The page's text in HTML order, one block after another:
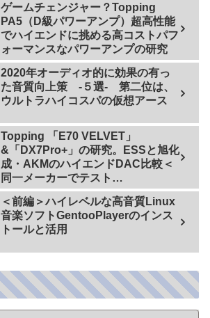
ゲームチェンジャー？Topping
PA5（D級パワーアンプ）超高性能
でハイエンドに挑める高コストパフ
ォーマンスなパワーアンプの研究
2020年オーディオ的に効果の有っ
た音質向上策 -５選- 第二位は、
ウルトラハイコスパの仮想アース
Topping 「E70 VELVET」
&「DX7Pro+」の研究。ESSと旭化
成・AKMのハイエンドDAC比較＜
同一メーカーでテスト
【ES9038PRO Vs AK4499EX】＞
＜前編＞ハイレベルな高音質Linux
音楽ソフトGentooPlayerのインス
トールと活用